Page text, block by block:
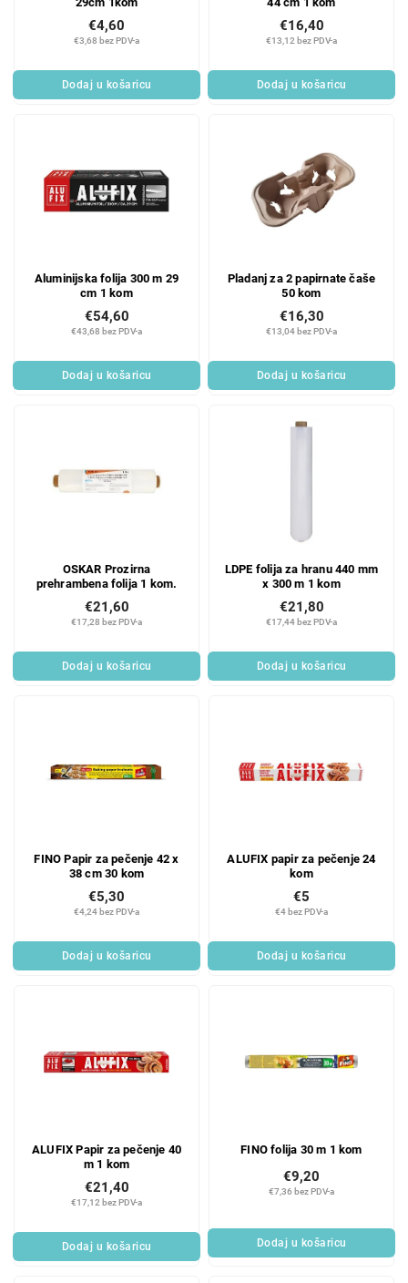
€3,68 bez PDV-a
€4,60
Dodaj u košaricu
€13,12 bez PDV-a
€16,40
Dodaj u košaricu
Aluminijska folija 300 m 29
cm 1 kom
€43,68 bez PDV-a
€54,60
Dodaj u košaricu
Pladanj za 2 papirnate čaše
50 kom
€13,04 bez PDV-a
€16,30
Dodaj u košaricu
OSKAR Prozirna
prehrambena folija 1 kom.
€17,28 bez PDV-a
€21,60
Dodaj u košaricu
LDPE folija za hranu 440 mm
x 300 m 1 kom
€17,44 bez PDV-a
€21,80
Dodaj u košaricu
FINO Papir za pečenje 42 x
38 cm 30 kom
€4,24 bez PDV-a
€5,30
Dodaj u košaricu
ALUFIX papir za pečenje 24
kom
€4 bez PDV-a
€5
Dodaj u košaricu
ALUFIX Papir za pečenje 40
m 1 kom
€17,12 bez PDV-a
€21,40
Dodaj u košaricu
FINO folija 30 m 1 kom
€7,36 bez PDV-a
€9,20
Dodaj u košaricu